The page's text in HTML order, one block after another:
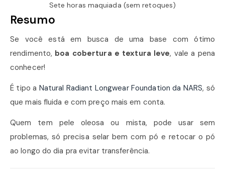
Sete horas maquiada (sem retoques)
Resumo
Se você está em busca de uma base com ótimo
rendimento, boa cobertura e textura leve, vale a pena
conhecer!
É tipo a Natural Radiant Longwear Foundation da NARS, só
que mais fluida e com preço mais em conta.
Quem tem pele oleosa ou mista, pode usar sem
problemas, só precisa selar bem com pó e retocar o pó
ao longo do dia pra evitar transferência.